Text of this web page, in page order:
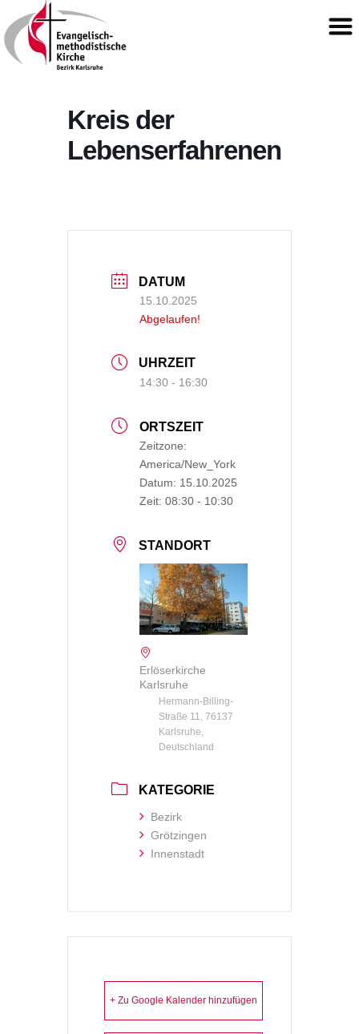
Kreis der
Lebenserfahrenen
DATUM
15.10.2025
Abgelaufen!
UHRZEIT
14:30 - 16:30
ORTSZEIT
Zeitzone:
America/New_York
Datum: 15.10.2025
Zeit: 08:30 - 10:30
STANDORT
Erlöserkirche
Karlsruhe
Hermann-Billing-
Straße 11, 76137
Karlsruhe,
Deutschland
KATEGORIE
Bezirk
Grötzingen
Innenstadt
+ Zu Google Kalender hinzufügen